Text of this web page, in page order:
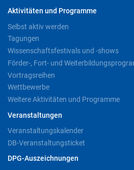
Aktivitäten und Programme
Selbst aktiv werden
Tagungen
Wissenschaftsfestivals und -shows
Förder-, Fort- und
Vortragsreihen
Wettbewerbe
Weitere Aktivitäten und Programme
Veranstaltungen
Veranstaltungskalender
DB-Veranstaltungsticket
DPG-Auszeichnungen